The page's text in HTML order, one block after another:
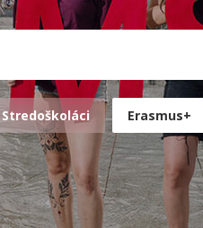
Stredoškoláci Erasmus+